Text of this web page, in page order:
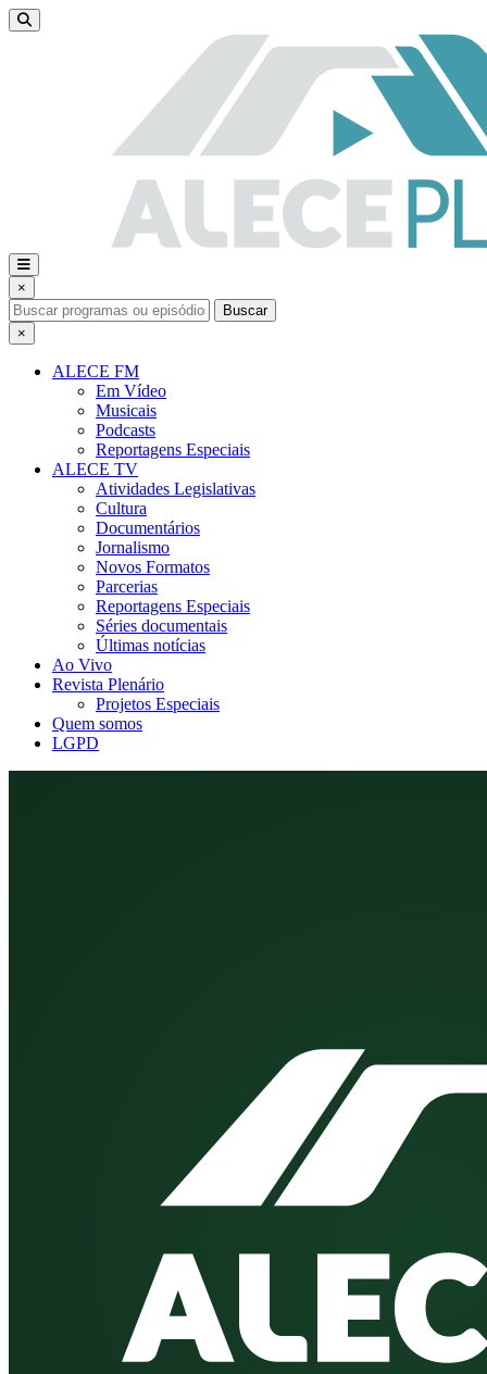
×
Buscar
×
ALECE FM
Em Vídeo
Musicais
Podcasts
Reportagens Especiais
ALECE TV
Atividades Legislativas
Cultura
Documentários
Jornalismo
Novos Formatos
Parcerias
Reportagens Especiais
Séries documentais
Últimas notícias
Ao Vivo
Revista Plenário
Projetos Especiais
Quem somos
LGPD